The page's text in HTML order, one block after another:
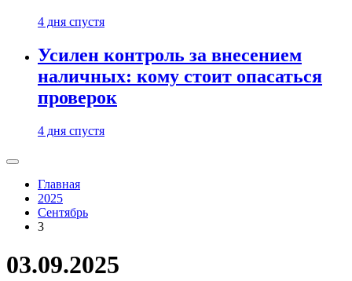
4 дня спустя
Усилен контроль за внесением
наличных: кому стоит опасаться
проверок
4 дня спустя
Главная
2025
Сентябрь
3
03.09.2025